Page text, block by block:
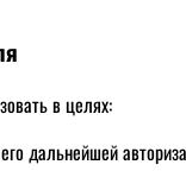
в целях:
дальнейшей